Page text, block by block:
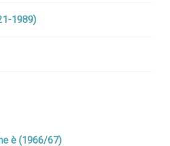
1989)
è (1966/67)